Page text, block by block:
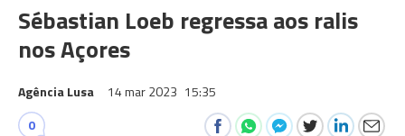
Sébastian Loeb regressa aos ralis
nos Açores
Agência Lusa 14 mar 2023 15:35
0